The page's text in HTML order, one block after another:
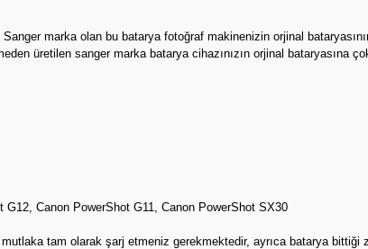
marka olan bu batarya fotoğraf makinenizin orjinal
üretilen sanger marka batarya cihazınızın orjinal bataryasına
Canon PowerShot G11, Canon PowerShot SX30
tam olarak şarj etmeniz gerekmektedir, ayrıca batarya bittiği